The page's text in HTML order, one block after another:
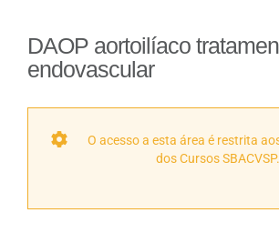
DAOP aortoilíaco
endovascular
O acesso a esta área é restrita
dos Cursos SBACVSP.